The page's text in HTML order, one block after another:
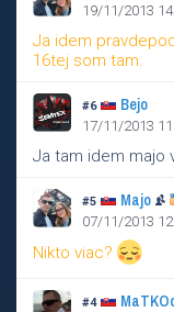
19/11/2013
Ja idem
16tej som tam.
#6 Bejo
17/11/2013
Ja tam idem majo
#5 Majo
07/11/2013
Nikto viac?
#4